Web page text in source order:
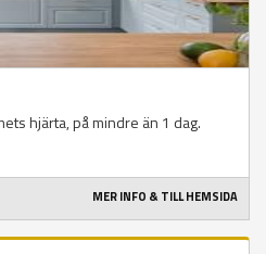
hjärta, på mindre än 1 dag.
MER INFO & TILL HEMSIDA